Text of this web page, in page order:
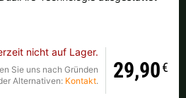
nicht auf Lager.
Sie uns nach Gründen
Alternativen: Kontakt. 29,90€